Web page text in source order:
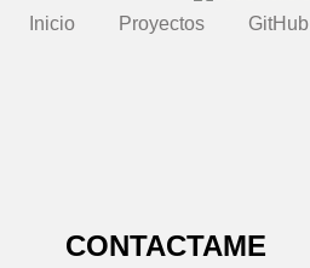
Inicio Proyectos GitHub
CONTACTAME